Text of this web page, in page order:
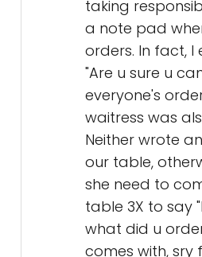
taking
a note pad
orders. In fact, I
"Are u sure u
everyone's
waitress was
Neither wrote
our table,
she need to
table 3X to say
what did u
comes with, sry